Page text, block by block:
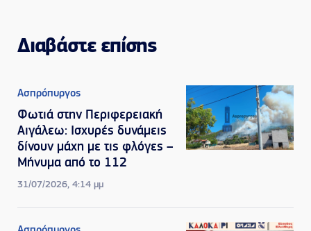
Διαβάστε επίσης
Ασπρόπυργος
Φωτιά στην Περιφερειακή
Αιγάλεω: Ισχυρές δυνάμεις
δίνουν μάχη με τις φλόγες –
Μήνυμα από το 112
31/07/2026, 4:14 μμ